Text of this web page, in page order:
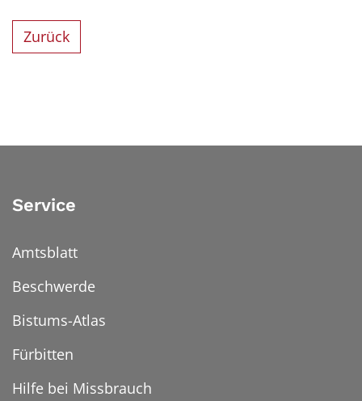
Zurück
Service
Amtsblatt
Beschwerde
Bistums-Atlas
Fürbitten
Hilfe bei Missbrauch